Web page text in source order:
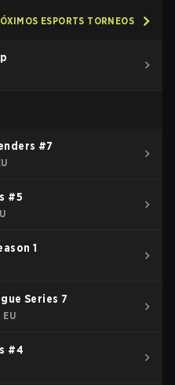
ESPORTS TORNEOS
#7
#5
1
Series 7
EU
#4